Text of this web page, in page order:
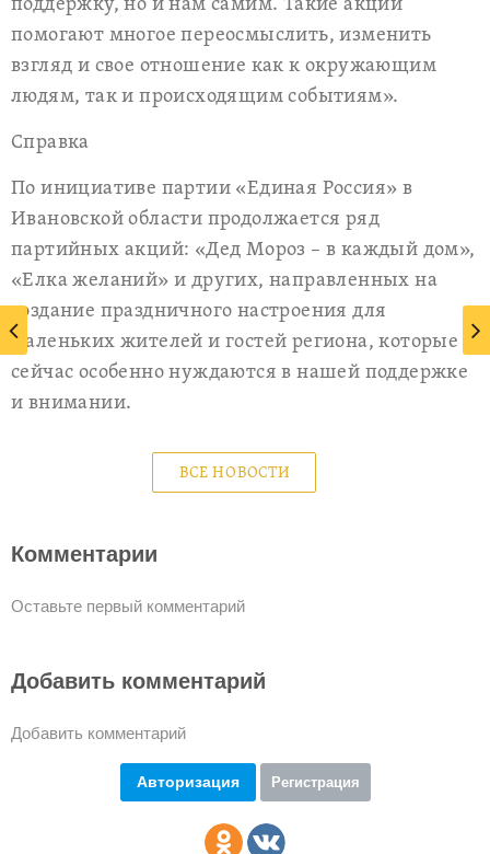
помогают многое переосмыслить, изменить
взгляд и свое отношение как к окружающим
людям, так и происходящим событиям».
Справка
По инициативе партии «Единая Россия» в
Ивановской области продолжается ряд
партийных акций: «Дед Мороз – в каждый дом»,
«Елка желаний» и других, направленных на
создание праздничного настроения для
маленьких жителей и гостей региона, которые
сейчас особенно нуждаются в нашей поддержке
и внимании.
ВСЕ НОВОСТИ
Комментарии
Оставьте первый комментарий
Добавить комментарий
Добавить комментарий
Авторизация Регистрация